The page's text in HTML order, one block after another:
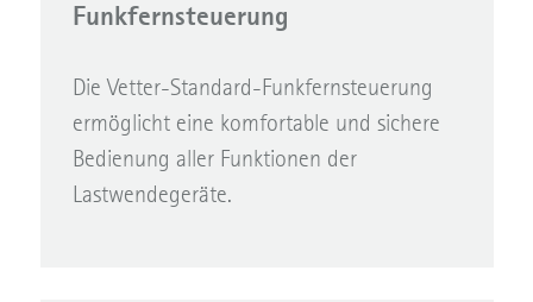
Funkfernsteuerung
Die Vetter-Standard-Funkfernsteuerung
ermöglicht eine komfortable und sichere
Bedienung aller Funktionen der
Lastwendegeräte.